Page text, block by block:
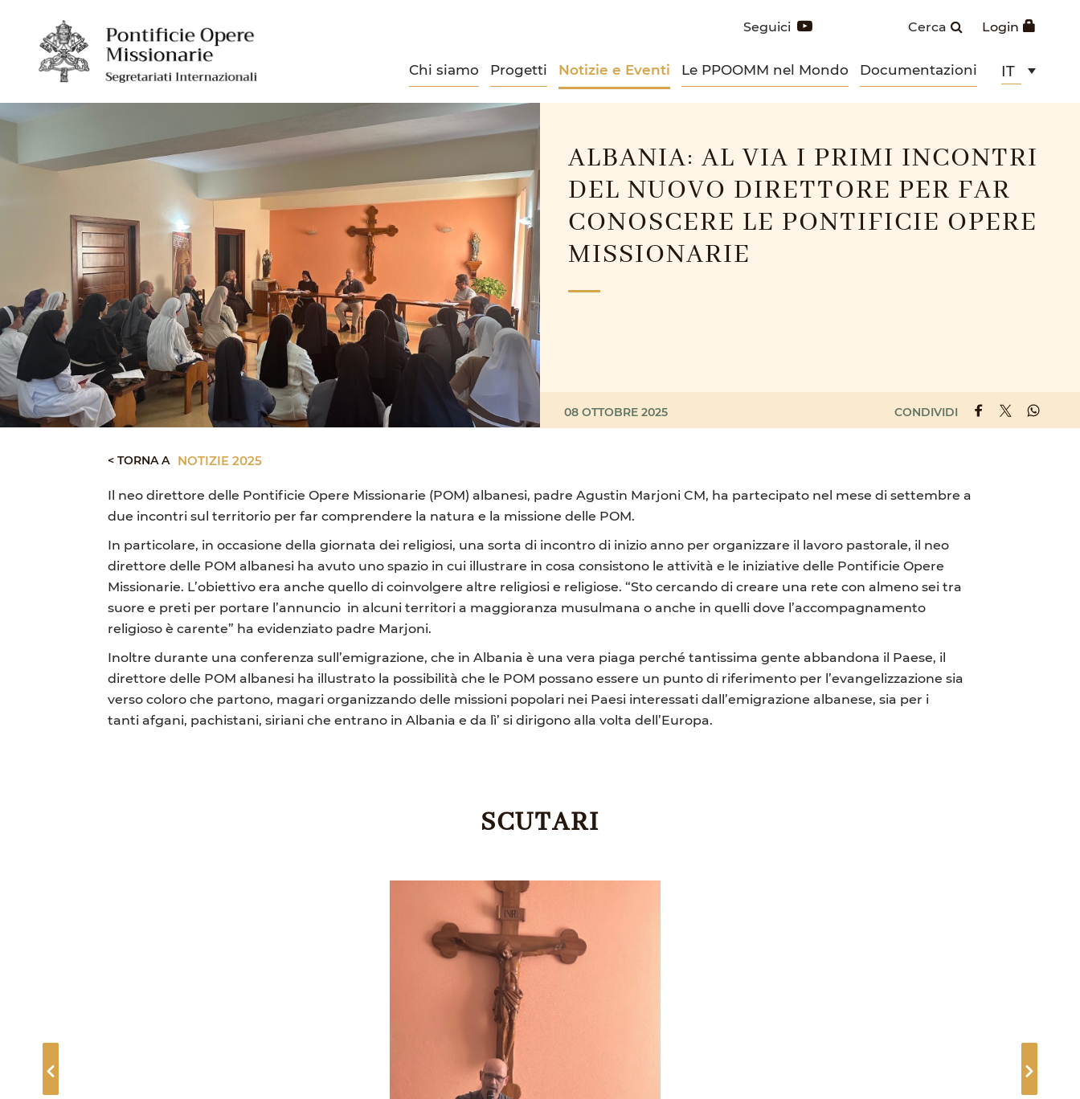
Login
Cerca
Seguici
Chi siamo Progetti Notizie e Eventi Le PPOOMM nel Mondo Documentazioni IT
ALBANIA: AL VIA I PRIMI INCONTRI
DEL NUOVO DIRETTORE PER FAR
CONOSCERE LE PONTIFICIE OPERE
MISSIONARIE
08 OTTOBRE 2025 CONDIVIDI
< TORNA A NOTIZIE 2025
Il neo direttore delle Pontificie Opere Missionarie (POM) albanesi, padre Agustin Marjoni CM, ha partecipato nel mese di settembre a
due incontri sul territorio per far comprendere la natura e la missione delle POM.
In particolare, in occasione della giornata dei religiosi, una sorta di incontro di inizio anno per organizzare il lavoro pastorale, il neo
direttore delle POM albanesi ha avuto uno spazio in cui illustrare in cosa consistono le attività e le iniziative delle Pontificie Opere
Missionarie. L’obiettivo era anche quello di coinvolgere altre religiosi e religiose. “Sto cercando di creare una rete con almeno sei tra
suore e preti per portare l’annuncio in alcuni territori a maggioranza musulmana o anche in quelli dove l’accompagnamento
religioso è carente” ha evidenziato padre Marjoni.
Inoltre durante una conferenza sull’emigrazione, che in Albania è una vera piaga perché tantissima gente abbandona il Paese, il
direttore delle POM albanesi ha illustrato la possibilità che le POM possano essere un punto di riferimento per l’evangelizzazione sia
verso coloro che partono, magari organizzando delle missioni popolari nei Paesi interessati dall’emigrazione albanese, sia per i
tanti afgani, pachistani, siriani che entrano in Albania e da lì’ si dirigono alla volta dell’Europa.
SCUTARI